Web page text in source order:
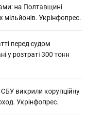
на Полтавщині
Укрінфопрес.
перед судом
у розтраті 300 тонн
викрили корупційну
Укрінфопрес.